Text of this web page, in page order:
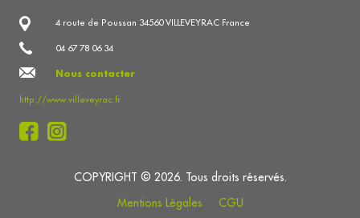
4 route de Poussan 34560 VILLEVEYRAC France
04 67 78 06 34
Nous contacter
http://www.villeveyrac.fr
COPYRIGHT © 2026. Tous droits réservés.
Mentions Légales
CGU